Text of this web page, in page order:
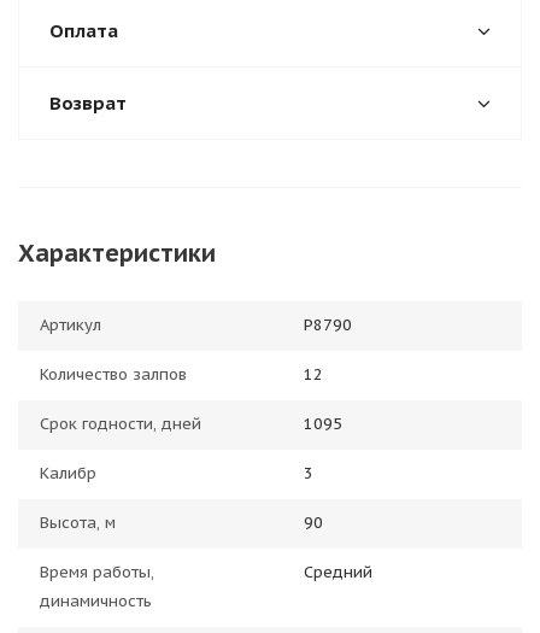
Оплата
Возврат
Характеристики
Артикул Р8790
Количество залпов 12
Срок годности, дней 1095
Калибр 3
Высота, м 90
Время работы,
динамичность
Средний